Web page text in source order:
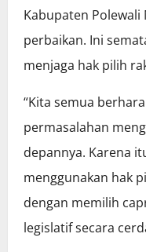
Kabupaten
perbaikan. Ini
menjaga hak pilih
“Kita semua
permasalahan
depannya. Karena
menggunakan hak
dengan memilih
legislatif secara